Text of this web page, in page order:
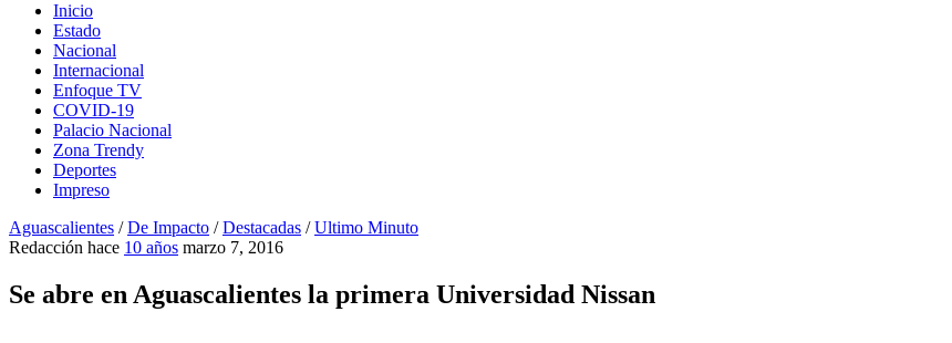
Inicio
Estado
Nacional
Internacional
Enfoque TV
COVID-19
Palacio Nacional
Zona Trendy
Deportes
Impreso
Aguascalientes /De Impacto /Destacadas /Ultimo Minuto
Redacción hace 10 años marzo 7, 2016
Se abre en Aguascalientes la primera Universidad Nissan